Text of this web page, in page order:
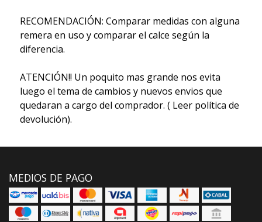
RECOMENDACIÓN: Comparar medidas con alguna
remera en uso y comparar el calce según la
diferencia.
ATENCIÓN!! Un poquito mas grande nos evita
luego el tema de cambios y nuevos envios que
quedaran a cargo del comprador. ( Leer política de
devolución).
MEDIOS DE PAGO